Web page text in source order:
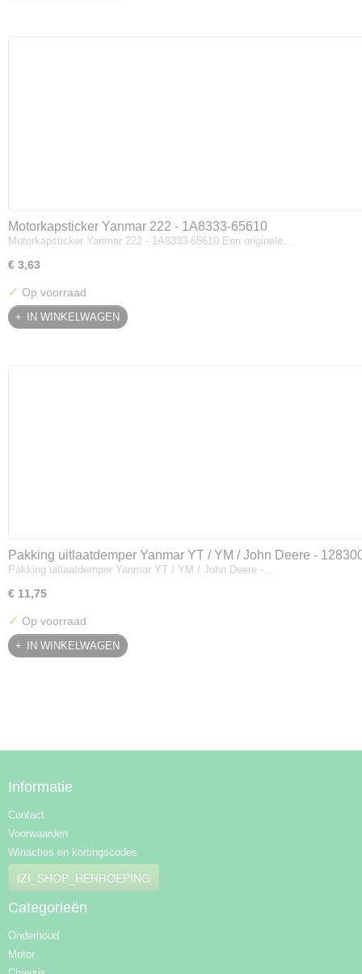
Motorkapsticker Yanmar 222 - 1A8333-65610
Motorkapsticker Yanmar 222 - 1A8333-65610 Een originele…
€ 3,63
✓ Op voorraad
IN WINKELWAGEN
Pakking uitlaatdemper Yanmar YT / YM / John Deere -
Pakking uitlaatdemper Yanmar YT / YM / John Deere -…
€ 11,75
✓ Op voorraad
IN WINKELWAGEN
Informatie
Contact
Voorwaarden
Winacties en kortingscodes
IZI_SHOP_HERROEPING
Categorieën
Onderhoud
Motor